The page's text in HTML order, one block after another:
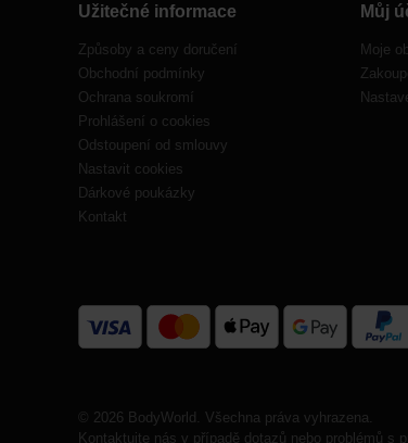
Užitečné informace
Způsoby a ceny doručení
Obchodní podmínky
Ochrana soukromí
Prohlášení o cookies
Odstoupení od smlouvy
Nastavit cookies
Dárkové poukázky
Kontakt
Můj
Moje
© 2026 BodyWorld. Všechna práva vyhrazena.
Kontaktujte nás v případě dotazů nebo problémů s